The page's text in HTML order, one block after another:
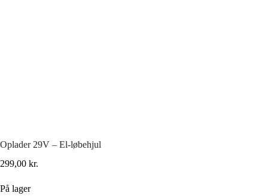
Oplader 29V – El-løbehjul
299,00 kr.
På lager